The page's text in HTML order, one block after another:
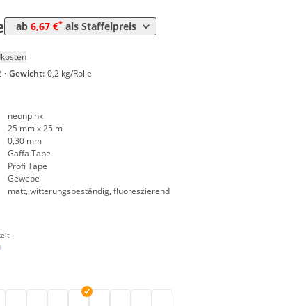
ab 6,67 €* als Staffelpreis
6,67 € 0,27 €*/1m
· Gewicht: 0,2 kg/Rolle
neonpink
25 mm x 25 m
0,30 mm
Gaffa Tape
Profi Tape
Gewebe
matt, witterungsbeständig, fluoreszierend
| weiß
Gewebeband | blau
Profi Gewebeband | neongelb
Profi Gewebeband | neonorange
Profi Gewebeband | grün
Gewebeklebeband fluoreszierend | neonpink
Profi Gewebeband | rot